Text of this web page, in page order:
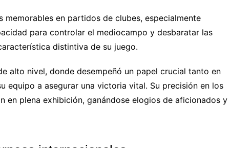
en partidos de clubes, especialmente
para controlar el mediocampo y desbaratar las
distintiva de su juego.
alto nivel, donde desempeñó un papel crucial tanto en
equipo a asegurar una victoria vital. Su precisión en los
en plena exhibición, ganándose elogios de aficionados y